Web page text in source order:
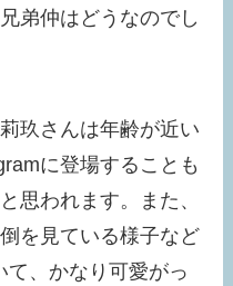
弟仲はどうなのでし
玖さんは年齢が近い
に登場することも
思われます。また、
を見ている様子など
て、かなり可愛がっ